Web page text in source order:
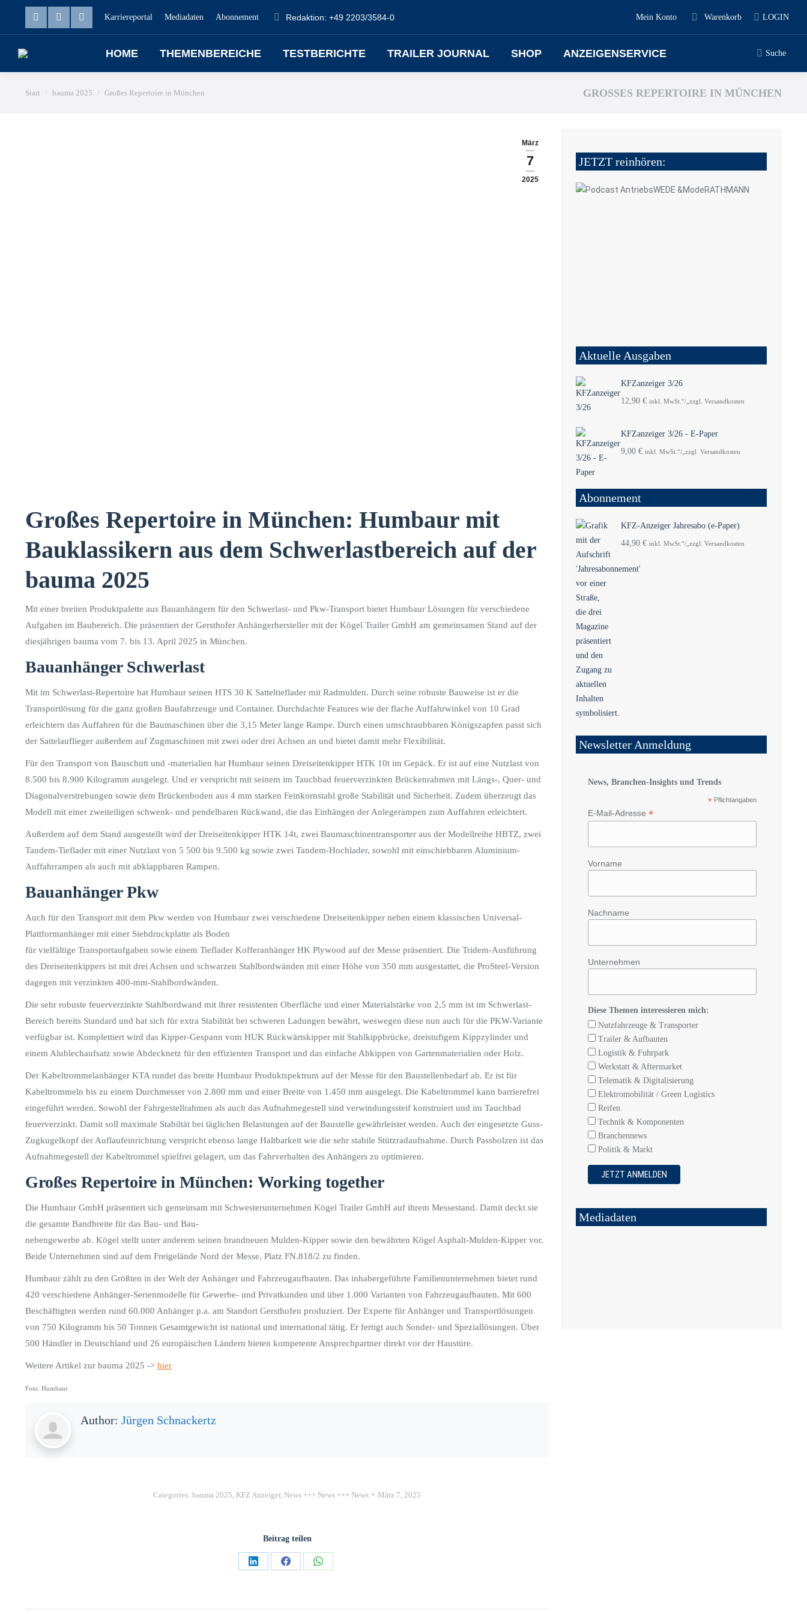
Karriereportal Mediadaten Abonnement Redaktion: +49 2203/3584-0 Mein Konto Warenkorb LOGIN
HOME THEMENBEREICHE TESTBERICHTE TRAILER JOURNAL SHOP ANZEIGENSERVICE Suche
Sie befinden sich hier:
Start bauma 2025 Großes Repertoire in München GROSSES REPERTOIRE IN MÜNCHEN
März
7
2025
Großes Repertoire in München: Humbaur mit
Bauklassikern aus dem Schwerlastbereich auf der
bauma 2025
Mit einer breiten Produktpalette aus Bauanhängern für den Schwerlast- und Pkw-Transport bietet Humbaur Lösungen für verschiedene
Aufgaben im Baubereich. Die präsentiert der Gersthofer Anhängerhersteller mit der Kögel Trailer GmbH am gemeinsamen Stand auf der
diesjährigen bauma vom 7. bis 13. April 2025 in München.
Bauanhänger Schwerlast
Mit im Schwerlast-Repertoire hat Humbaur seinen HTS 30 K Satteltieflader mit Radmulden. Durch seine robuste Bauweise ist er die
Transportlösung für die ganz großen Baufahrzeuge und Container. Durchdachte Features wie der flache Auffahrwinkel von 10 Grad
erleichtern das Auffahren für die Baumaschinen über die 3,15 Meter lange Rampe. Durch einen umschraubbaren Königszapfen passt sich
der Sattelauflieger außerdem auf Zugmaschinen mit zwei oder drei Achsen an und bietet damit mehr Flexibilität.
Für den Transport von Bauschutt und -materialien hat Humbaur seinen Dreiseitenkipper HTK 10t im Gepäck. Er ist auf eine Nutzlast von
8.500 bis 8.900 Kilogramm ausgelegt. Und er verspricht mit seinem im Tauchbad feuerverzinkten Brückenrahmen mit Längs-, Quer- und
Diagonalverstrebungen sowie dem Brückenboden aus 4 mm starken Feinkornstahl große Stabilität und Sicherheit. Zudem überzeugt das
Modell mit einer zweiteiligen schwenk- und pendelbaren Rückwand, die das Einhängen der Anlegerampen zum Auffahren erleichtert.
Außerdem auf dem Stand ausgestellt wird der Dreiseitenkipper HTK 14t, zwei Baumaschinentransporter aus der Modellreihe HBTZ, zwei
Tandem-Tieflader mit einer Nutzlast von 5 500 bis 9.500 kg sowie zwei Tandem-Hochlader, sowohl mit einschiebbaren Aluminium-
Auffahrrampen als auch mit abklappbaren Rampen.
Bauanhänger Pkw
Auch für den Transport mit dem Pkw werden von Humbaur zwei verschiedene Dreiseitenkipper neben einem klassischen Universal-
Plattformanhänger mit einer Siebdruckplatte als Boden
für vielfältige Transportaufgaben sowie einem Tieflader Kofferanhänger HK Plywood auf der Messe präsentiert. Die Tridem-Ausführung
des Dreiseitenkippers ist mit drei Achsen und schwarzen Stahlbordwänden mit einer Höhe von 350 mm ausgestattet, die ProSteel-Version
dagegen mit verzinkten 400-mm-Stahlbordwänden.
Die sehr robuste feuerverzinkte Stahlbordwand mit ihrer resistenten Oberfläche und einer Materialstärke von 2,5 mm ist im Schwerlast-
Bereich bereits Standard und hat sich für extra Stabilität bei schweren Ladungen bewährt, weswegen diese nun auch für die PKW-Variante
verfügbar ist. Komplettiert wird das Kipper-Gespann vom HUK Rückwärtskipper mit Stahlkippbrücke, dreistufigem Kippzylinder und
einem Alublechaufsatz sowie Abdecknetz für den effizienten Transport und das einfache Abkippen von Gartenmaterialien oder Holz.
Der Kabeltrommelanhänger KTA rundet das breite Humbaur Produktspektrum auf der Messe für den Baustellenbedarf ab. Er ist für
Kabeltrommeln bis zu einem Durchmesser von 2.800 mm und einer Breite von 1.450 mm ausgelegt. Die Kabeltrommel kann barrierefrei
eingeführt werden. Sowohl der Fahrgestellrahmen als auch das Aufnahmegestell sind verwindungssteif konstruiert und im Tauchbad
feuerverzinkt. Damit soll maximale Stabiltät bei täglichen Belastungen auf der Baustelle gewährleistet werden. Auch der eingesetzte Guss-
Zugkugelkopf der Auflaufeinrichtung verspricht ebenso lange Haltbarkeit wie die sehr stabile Stützradaufnahme. Durch Passbolzen ist das
Aufnahmegestell der Kabeltrommel spielfrei gelagert, um das Fahrverhalten des Anhängers zu optimieren.
Großes Repertoire in München: Working together
Die Humbaur GmbH präsentiert sich gemeinsam mit Schwesterunternehmen Kögel Trailer GmbH auf ihrem Messestand. Damit deckt sie
die gesamte Bandbreite für das Bau- und Bau-
nebengewerbe ab. Kögel stellt unter anderem seinen brandneuen Mulden-Kipper sowie den bewährten Kögel Asphalt-Mulden-Kipper vor.
Beide Unternehmen sind auf dem Freigelände Nord der Messe, Platz FN.818/2 zu finden.
Humbaur zählt zu den Größten in der Welt der Anhänger und Fahrzeugaufbauten. Das inhabergeführte Familienunternehmen bietet rund
420 verschiedene Anhänger-Serienmodelle für Gewerbe- und Privatkunden und über 1.000 Varianten von Fahrzeugaufbauten. Mit 600
Beschäftigten werden rund 60.000 Anhänger p.a. am Standort Gersthofen produziert. Der Experte für Anhänger und Transportlösungen
von 750 Kilogramm bis 50 Tonnen Gesamtgewicht ist national und international tätig. Er fertigt auch Sonder- und Speziallösungen. Über
500 Händler in Deutschland und 26 europäischen Ländern bieten kompetente Ansprechpartner direkt vor der Haustüre.
Weitere Artikel zur bauma 2025 -> hier
Foto: Humbaur
Author: Jürgen Schnackertz
Categories: bauma 2025 KFZ Anzeiger, News +++ News +++ News März 7, 2025
Beitrag teilen
JETZT reinhören:
Aktuelle Ausgaben
KFZanzeiger 3/26
12,90 € inkl. MwSt.“/„zzgl. Versandkosten
KFZanzeiger 3/26 - E-Paper
9,00 € inkl. MwSt.“/„zzgl. Versandkosten
Abonnement
KFZ-Anzeiger Jahresabo (e-Paper)
44,90 € inkl. MwSt.“/„zzgl. Versandkosten
Newsletter Anmeldung
News, Branchen-Insights und Trends
* Pflichtangaben
E-Mail-Adresse *
Vorname
Nachname
Unternehmen
Diese Themen interessieren mich:
Nutzfahrzeuge & Transporter
Trailer & Aufbauten
Logistik & Fuhrpark
Werkstatt & Aftermarket
Telematik & Digitalisierung
Elektromobilität / Green Logistics
Reifen
Technik & Komponenten
Branchennews
Politik & Markt
Mediadaten